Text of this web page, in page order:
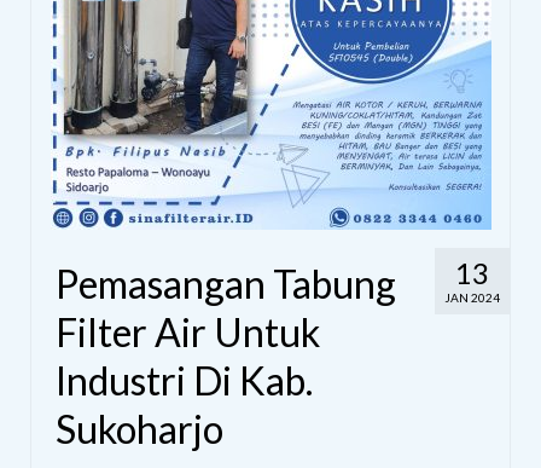
13
JAN 2024
Pemasangan Tabung
Filter Air Untuk
Industri Di Kab.
Sukoharjo